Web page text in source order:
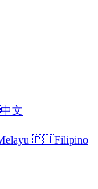
中文
🇵🇭Filipino